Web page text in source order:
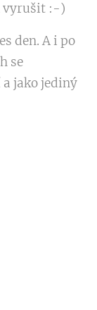
vyrušit :-)
den. A i po
se
jako jediný